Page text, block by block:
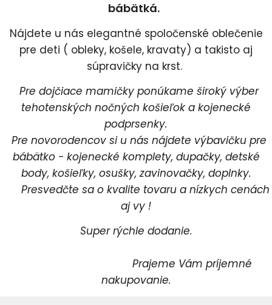
bábätká.
Nájdete u nás elegantné spoločenské oblečenie
pre deti ( obleky, košele, kravaty) a takisto aj
súpravičky na krst.
Pre dojčiace mamičky ponúkame široký výber
tehotenských nočných košieľok a kojenecké
podprsenky.
Pre novorodencov si u nás nájdete výbavičku pre
bábätko - kojenecké komplety, dupačky, detské
body, košieľky, osušky, zavinovačky, doplnky.
Presvedčte sa o kvalite tovaru a nízkych cenách
aj vy !
Super rýchle dodanie.
Prajeme Vám príjemné
nakupovanie.